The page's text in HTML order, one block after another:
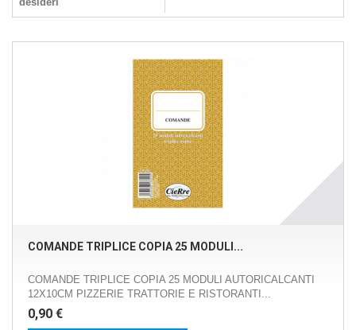
COMANDE TRIPLICE COPIA 25 MODULI...
COMANDE TRIPLICE COPIA 25 MODULI AUTORICALCANTI
12X10CM PIZZERIE TRATTORIE E RISTORANTI...
0,90 €